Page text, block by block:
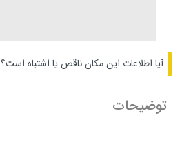
آیا اطلاعات این مکان ناقص یا اشتباه است؟
توضیحات